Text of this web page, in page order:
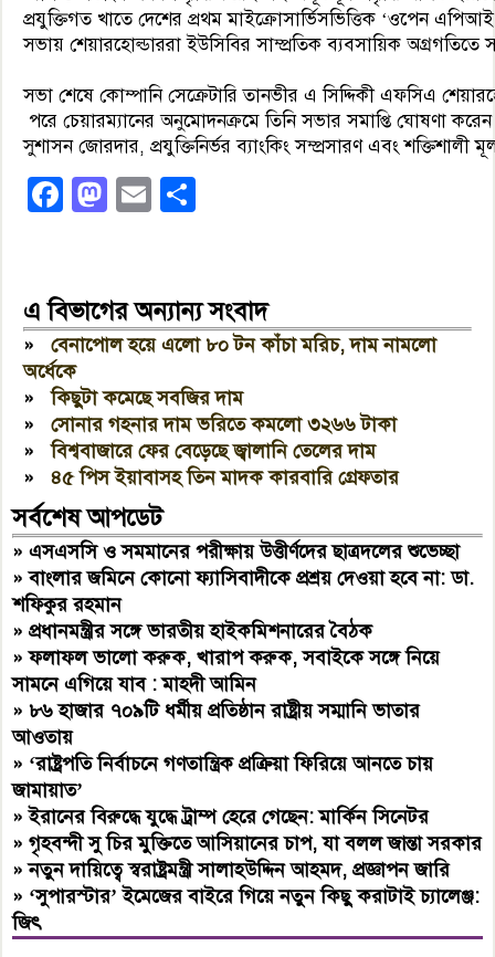
প্রযুক্তিগত খাতে দেশের প্রথম মাইক্রোসার্ভিসভিত্তিক ‘ওপেন
সভায় শেয়ারহোল্ডাররা ইউসিবির সাম্প্রতিক ব্যবসায়িক অগ্রগতিতে
সভা শেষে কোম্পানি সেক্রেটারি তানভীর এ সিদ্দিকী এফসিএ
পরে চেয়ারম্যানের অনুমোদনক্রমে তিনি সভার সমাপ্তি ঘোষণা
সুশাসন জোরদার, প্রযুক্তিনির্ভর ব্যাংকিং সম্প্রসারণ এবং
Facebook
Mastodon
Email
এ বিভাগের অন্যান্য সংবাদ
»বেনাপোল হয়ে এলো ৮০ টন কাঁচা মরিচ, দাম নামলো
অর্ধেকে
»কিছুটা কমেছে সবজির দাম
»সোনার গহনার দাম ভরিতে কমলো ৩২৬৬ টাকা
»বিশ্ববাজারে ফের বেড়েছে জ্বালানি তেলের দাম
»৪৫ পিস ইয়াবাসহ তিন মাদক কারবারি গ্রেফতার
সর্বশেষ আপডেট
»এসএসসি ও সমমানের পরীক্ষায় উত্তীর্ণদের ছাত্রদলের শুভেচ্ছা
»বাংলার জমিনে কোনো ফ্যাসিবাদীকে প্রশ্রয় দেওয়া হবে না: ডা.
শফিকুর রহমান
»প্রধানমন্ত্রীর সঙ্গে ভারতীয় হাইকমিশনারের বৈঠক
»ফলাফল ভালো করুক, খারাপ করুক, সবাইকে সঙ্গে নিয়ে
সামনে এগিয়ে যাব : মাহদী আমিন
»৮৬ হাজার ৭০৯টি ধর্মীয় প্রতিষ্ঠান রাষ্ট্রীয় সম্মানি ভাতার
আওতায়
» ‘রাষ্ট্রপতি নির্বাচনে গণতান্ত্রিক প্রক্রিয়া ফিরিয়ে আনতে চায়
জামায়াত’
»ইরানের বিরুদ্ধে যুদ্ধে ট্রাম্প হেরে গেছেন: মার্কিন সিনেটর
»গৃহবন্দী সু চির মুক্তিতে আসিয়ানের চাপ, যা বলল জান্তা সরকার
»নতুন দায়িত্বে স্বরাষ্ট্রমন্ত্রী সালাহউদ্দিন আহমদ, প্রজ্ঞাপন জারি
» ‘সুপারস্টার’ ইমেজের বাইরে গিয়ে নতুন কিছু করাটাই চ্যালেঞ্জ:
জিৎ